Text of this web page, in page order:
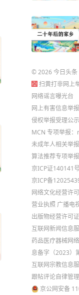
©2026今日头条
扫黄打非网上
网络谣言曝光台
网上有害信息举报
侵权举报受理公示
MCN 专项举报
未成年人相关举
算法推荐专项举
京ICP证140141号
京ICP备
网络文化经营许
营业执照 广播电
出版物经营许可证
互联网新闻信息
药品医疗器械网
息备字（2023）
互联网宗教信息
跟帖评论自律管
京公网安备